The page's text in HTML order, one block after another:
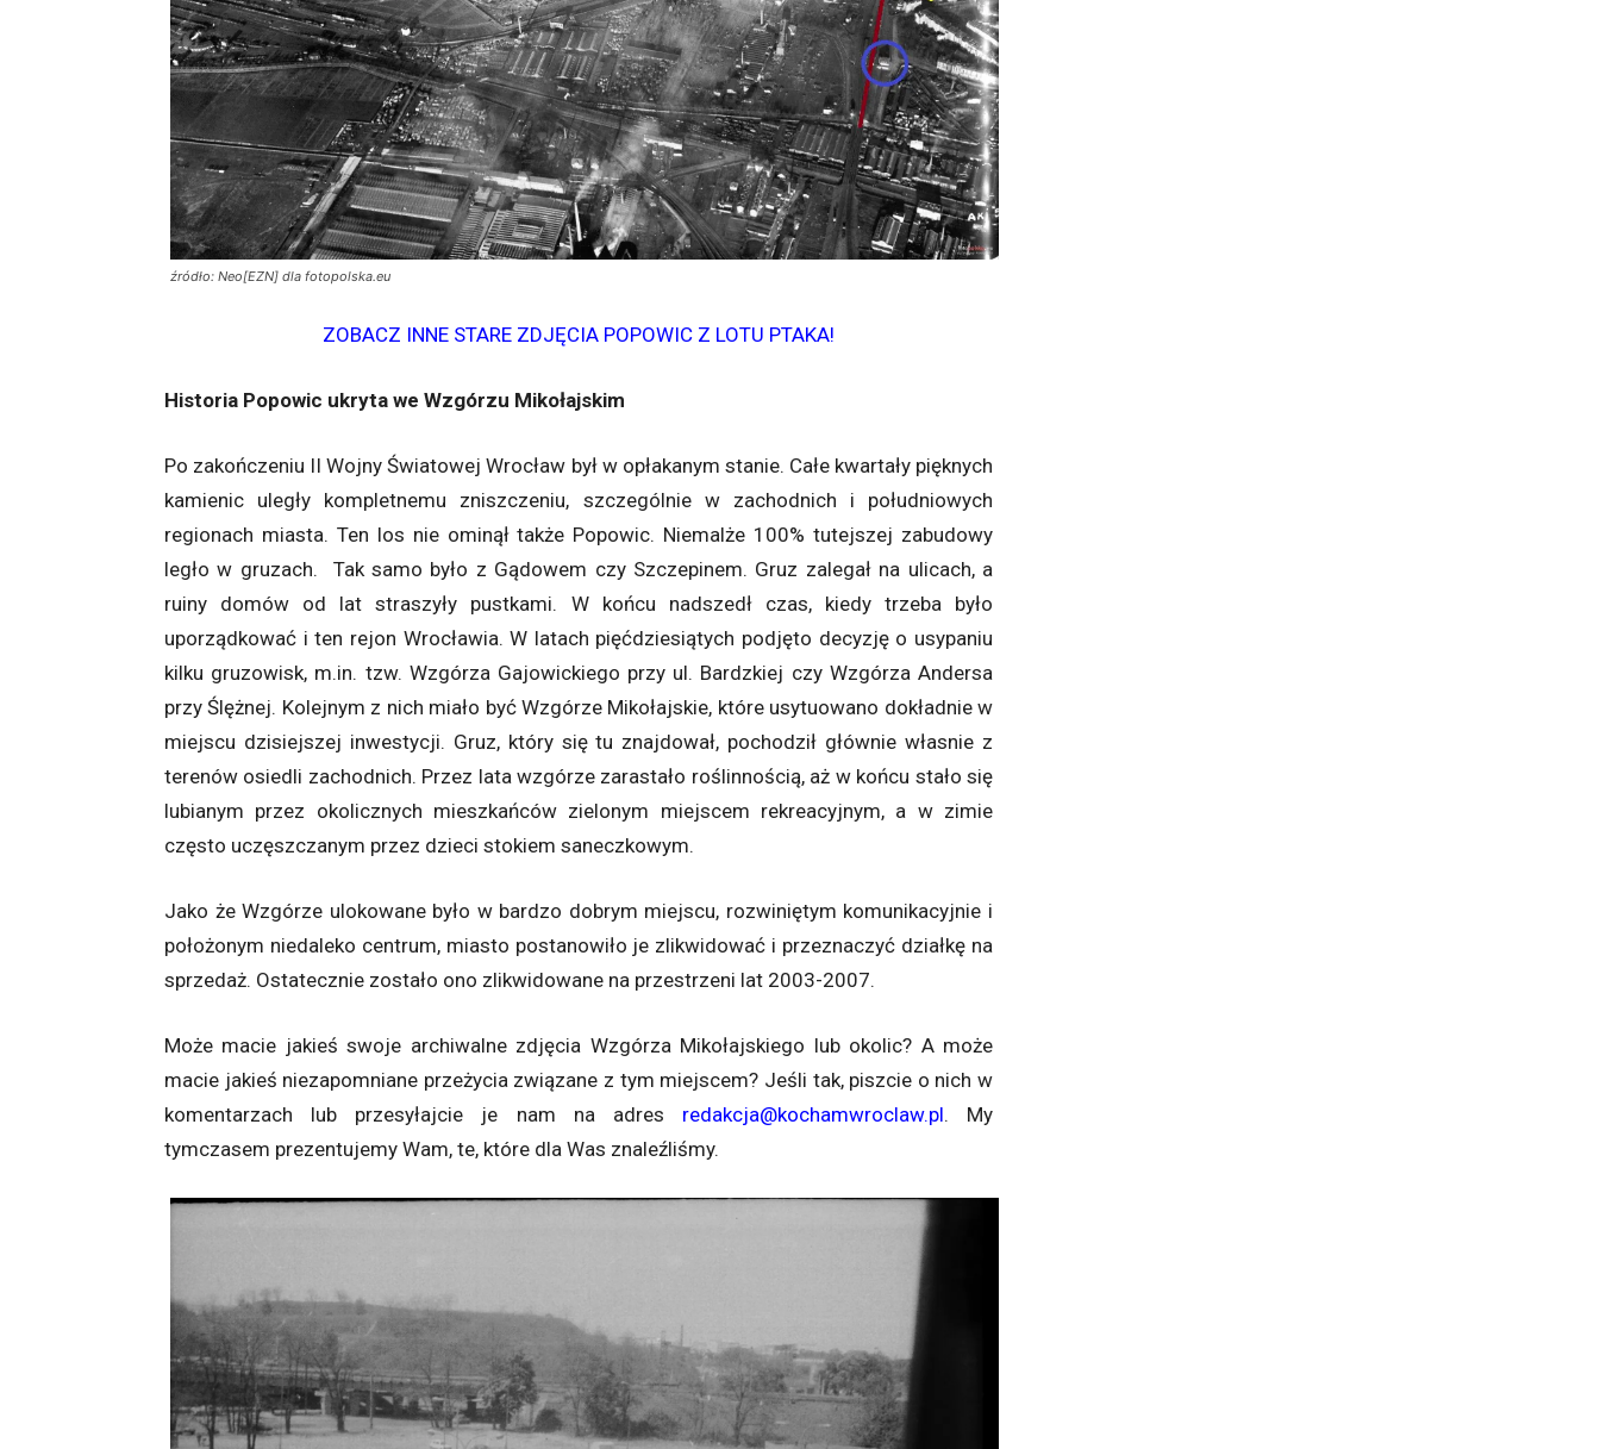
źródło: Neo[EZN] dla fotopolska.eu
ZOBACZ INNE STARE ZDJĘCIA POPOWIC Z LOTU PTAKA!
Historia Popowic ukryta we Wzgórzu Mikołajskim
Po zakończeniu II Wojny Światowej Wrocław był w opłakanym stanie. Całe kwartały pięknych
kamienic uległy kompletnemu zniszczeniu, szczególnie w zachodnich i południowych
regionach miasta. Ten los nie ominął także Popowic. Niemalże 100% tutejszej zabudowy
legło w gruzach. Tak samo było z Gądowem czy Szczepinem. Gruz zalegał na ulicach, a
ruiny domów od lat straszyły pustkami. W końcu nadszedł czas, kiedy trzeba było
uporządkować i ten rejon Wrocławia. W latach pięćdziesiątych podjęto decyzję o usypaniu
kilku gruzowisk, m.in. tzw. Wzgórza Gajowickiego przy ul. Bardzkiej czy Wzgórza Andersa
przy Ślężnej. Kolejnym z nich miało być Wzgórze Mikołajskie, które usytuowano dokładnie w
miejscu dzisiejszej inwestycji. Gruz, który się tu znajdował, pochodził głównie własnie z
terenów osiedli zachodnich. Przez lata wzgórze zarastało roślinnością, aż w końcu stało się
lubianym przez okolicznych mieszkańców zielonym miejscem rekreacyjnym, a w zimie
często uczęszczanym przez dzieci stokiem saneczkowym.
Jako że Wzgórze ulokowane było w bardzo dobrym miejscu, rozwiniętym komunikacyjnie i
położonym niedaleko centrum, miasto postanowiło je zlikwidować i przeznaczyć działkę na
sprzedaż. Ostatecznie zostało ono zlikwidowane na przestrzeni lat 2003-2007.
Może macie jakieś swoje archiwalne zdjęcia Wzgórza Mikołajskiego lub okolic? A może
macie jakieś niezapomniane przeżycia związane z tym miejscem? Jeśli tak, piszcie o nich w
komentarzach lub przesyłajcie je nam na adres redakcja@kochamwroclaw.pl. My
tymczasem prezentujemy Wam, te, które dla Was znaleźliśmy.